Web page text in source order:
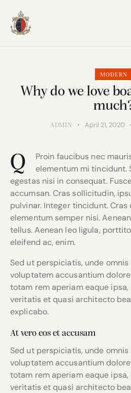
MODERN
Why do we love
ADMIN April 21, 2020
Q
Proin faucibus nec
elementum mi tincidunt.
egestas nisi in consequat.
accumsan. Cras sollicitudin,
pulvinar. Integer tincidunt. Cras
elementum semper nisi.
tellus. Aenean leo ligula,
eleifend ac, enim.
Sed ut perspiciatis, unde
voluptatem accusantium
totam rem aperiam eaque
veritatis et quasi architecto
explicabo.
At vero eos et accusam
Sed ut perspiciatis, unde
voluptatem accusantium
totam rem aperiam eaque
veritatis et quasi architecto